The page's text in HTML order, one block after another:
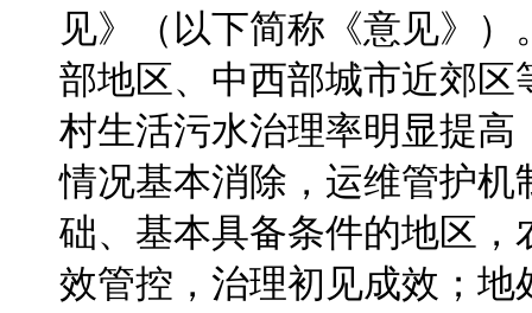
见》（以下简称《意见》
部地区、中西部城市近郊
村生活污水治理率明显提
情况基本消除，运维管护
础、基本具备条件的地区
效管控，治理初见成效；